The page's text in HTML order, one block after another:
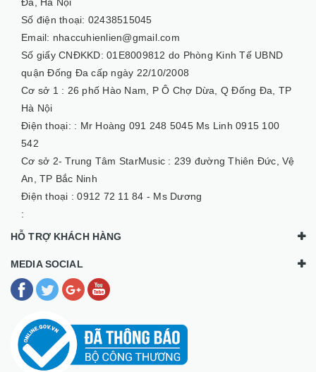
Số điện thoại: 02438515045
Email: nhaccuhienlien@gmail.com
Số giấy CNĐKKD: 01E8009812 do Phòng Kinh Tế UBND
quận Đống Đa cấp ngày 22/10/2008
Cơ sở 1 : 26 phố Hào Nam, P Ô Chợ Dừa, Q Đống Đa, TP
Hà Nội
Điện thoại: : Mr Hoàng 091 248 5045 Ms Linh 0915 100
542
Cơ sở 2- Trung Tâm StarMusic : 239 đường Thiên Đức, Vệ
An, TP Bắc Ninh
Điện thoại :0912 72 11 84 - Ms Dương
:
HỖ TRỢ KHÁCH HÀNG
MEDIA SOCIAL